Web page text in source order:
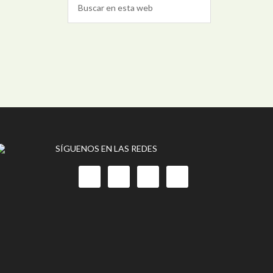
SÍGUENOS EN LAS REDES